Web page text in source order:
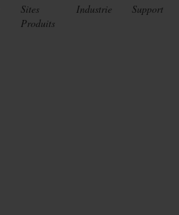
Sites
Produits
Industrie Support